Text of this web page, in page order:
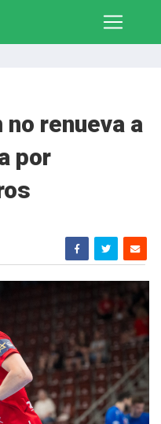
no renueva a
por